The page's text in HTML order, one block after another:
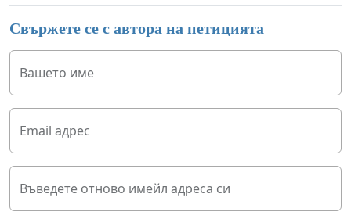
Свържете се с автора на петицията
Вашето име
Email адрес
Въведете отново имейл адреса си